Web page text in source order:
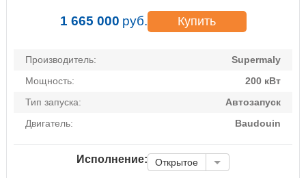
1 665 000 руб. Купить
Производитель:
Supermaly
Мощность:
200 кВт
Тип запуска:
Автозапуск
Двигатель:
Baudouin
Исполнение: Открытое